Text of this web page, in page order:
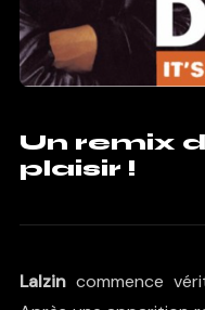
Un remix
plaisir !
Lalzincommence